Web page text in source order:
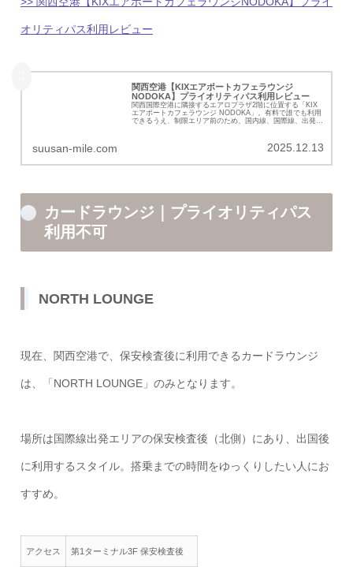
オリティパス利用レビュー
関西空港【KIXエアポートカフェラウンジ
NODOKA】プライオリティパス利用レビュー
関西国際空港に隣接するエアロプラザ2階に位置する「KIX
エアポートカフェラウンジ NODOKA」。有料で誰でも利用
できるうえ、制限エリア前のため、国内線、国際線、出発
suusan-mile.com 2025.12.13
カードラウンジ｜プライオリティパス
利用不可
NORTH LOUNGE
現在、関西空港で、保安検査後に利用できるカードラウンジ
は、「NORTH LOUNGE」のみとなります。
場所は国際線出発エリアの保安検査後（北側）にあり、出国後
に利用するスタイル。搭乗までの時間をゆっくりしたい人にお
すすめ。
アクセス 第1ターミナル3F 保安検査後